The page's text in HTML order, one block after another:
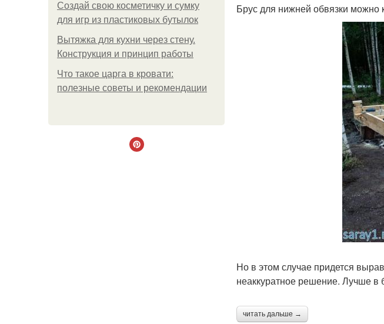
Создай свою косметичку и сумку
для игр из пластиковых бутылок
Вытяжка для кухни через стену.
Конструкция и принцип работы
Что такое царга в кровати:
полезные советы и рекомендации
Брус для нижней обвязки можно
Но в этом случае придется
неаккуратное решение. Лучше в
читать дальше →